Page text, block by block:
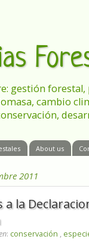
gestión
cambio
About us
2011
a la
: conservación ,